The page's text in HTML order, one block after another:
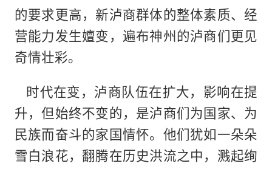
的要求更高，新泸商群体的整体素质、经
营能力发生嬗变，遍布神州的泸商们更见
奇情壮彩。
时代在变，泸商队伍在扩大，影响在提
升，但始终不变的，是泸商们为国家、为
民族而奋斗的家国情怀。他们犹如一朵朵
雪白浪花，翻腾在历史洪流之中，溅起绚